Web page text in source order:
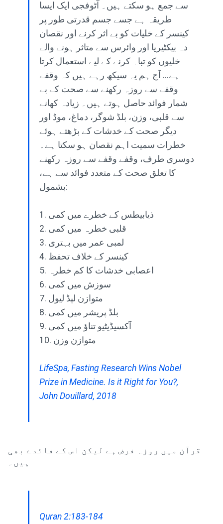
سے جمع ہو سکتے ہیں۔ آٹوفجی ایک ایسا
طریقہ ہے جسے جسم قدرتی طور پر
کینسر کے خلیات کو بے اثر کرنے اور نقصان
دہ بیکٹیریا اور وائرس سے متاثر ہونے والے
خلیوں کو تباہ کرنے کے لیے استعمال کرتا
ہے... آج ہم یہ سیکھ رہے ہیں کہ وقفے
وقفے سے روزہ رکھنے سے صحت کے بے
شمار فوائد حاصل ہوتے ہیں۔ زیادہ کھانے
سے قلبی، وزن، بلڈ شوگر، دماغ، موڈ اور
دیگر صحت کے خدشات کے بڑھتے ہوئے
خطرات سمیت اہم نقصان ہو سکتا ہے۔
دوسری طرف، وقفے وقفے سے روزہ رکھنے
کا تعلق صحت کے متعدد فوائد سے ہے،
بشمول:
1. ذیابیطس کے خطرے میں کمی
2. قلبی خطرہ میں کمی
3. لمبی عمر میں بہتری
4. کینسر کے خلاف تحفظ
5. اعصابی خدشات کا کم خطرہ
6. سوزش میں کمی
7. متوازن لپڈ لیول
8. بلڈ پریشر میں کمی
9. آکسیڈیٹیو تناؤ میں کمی
10. متوازن وزن
LifeSpa, Fasting Research Wins Nobel
Prize in Medicine. Is it Right for You?,
John Douillard, 2018
قرآن میں روزہ فرض ہے لیکن اس کے فائدے بھی
ہیں۔
Quran 2:183-184